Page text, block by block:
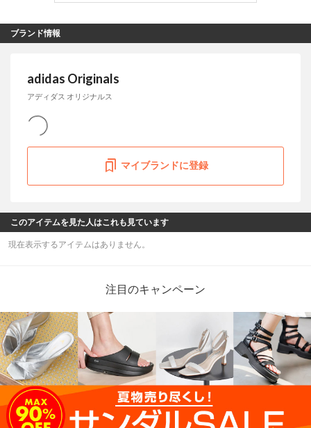
ブランド情報
adidas Originals
アディダス オリジナルス
マイブランドに登録
このアイテムを見た人はこれも見ています
現在表示するアイテムはありません。
注目のキャンペーン